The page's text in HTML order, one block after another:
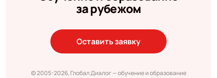
за рубежом
Оставить заявку
© 2005-2026, Глобал Диалог — обучение и образование